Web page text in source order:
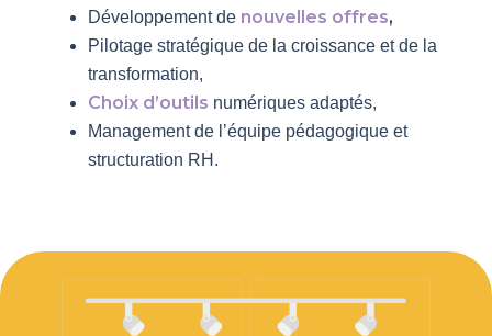
Développement de nouvelles offres,
Pilotage stratégique de la croissance et de la
transformation,
Choix d’outils numériques adaptés,
Management de l’équipe pédagogique et
structuration RH.